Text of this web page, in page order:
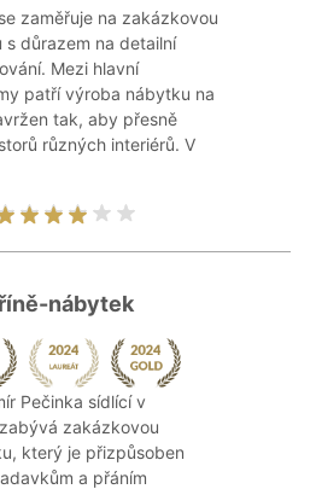
zaměřuje na zakázkovou
důrazem na detailní
Mezi hlavní
patří výroba nábytku na
tak, aby přesně
různých interiérů. V
nábytek
Pečinka sídlící v
zakázkovou
který je přizpůsoben
a přáním